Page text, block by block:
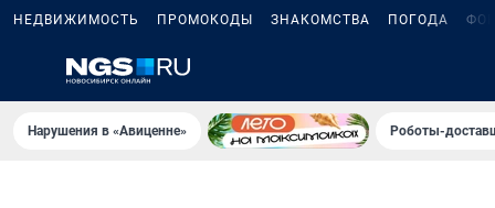
НЕДВИЖИМОСТЬ ПРОМОКОДЫ ЗНАКОМСТВА ПОГОДА
Нарушения в «Авиценне» Роботы-